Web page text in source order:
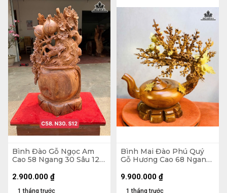
Bình Đào Gỗ Ngọc Am
Cao 58 Ngang 30 Sâu 12
1 tháng trước
2.900.000 ₫
Bình Mai Đào Phú Quý
Gỗ Hương Cao 68 Ngang
1 tháng trước
9.900.000 ₫